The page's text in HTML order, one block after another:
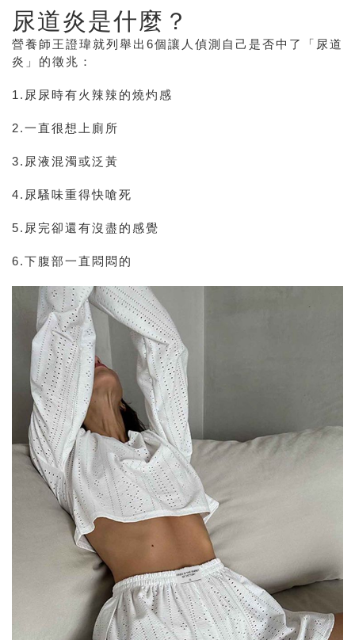
尿道炎是什麼？
營養師王證瑋就列舉出6個讓人偵測自己是否中了「尿道
炎」的徵兆：
1.尿尿時有火辣辣的燒灼感
2.一直很想上廁所
3.尿液混濁或泛黃
4.尿騷味重得快嗆死
5.尿完卻還有沒盡的感覺
6.下腹部一直悶悶的